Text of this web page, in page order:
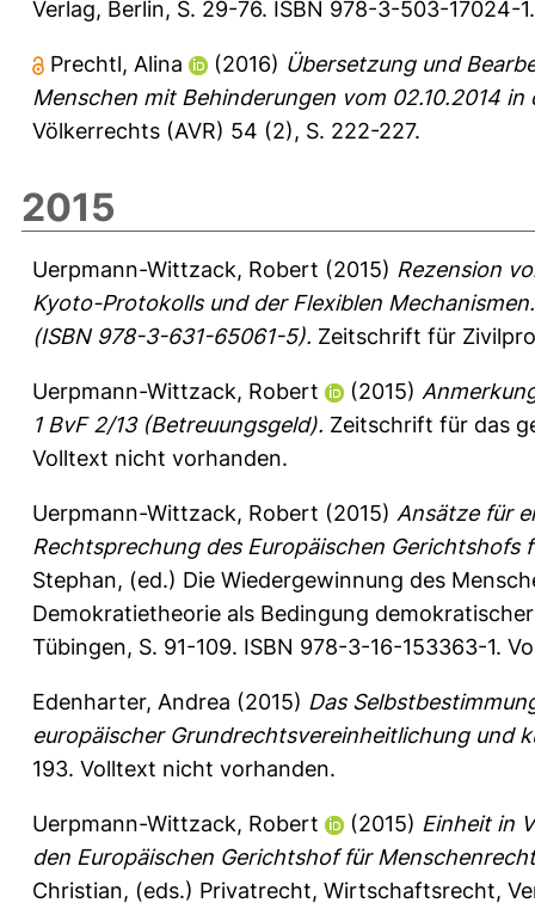
Verlag, Berlin, S. 29-76. ISBN 978-3-503-17024-
Prechtl, Alina (2016) Übersetzung und
Menschen mit Behinderungen vom 02.10.2014 in
Völkerrechts (AVR) 54 (2), S. 222-227.
2015
Uerpmann-Wittzack, Robert (2015) Rezension
Kyoto-Protokolls und der Flexiblen
(ISBN 978-3-631-65061-5). Zeitschrift für
Uerpmann-Wittzack, Robert (2015)
1 BvF 2/13 (Betreuungsgeld). Zeitschrift für das
Volltext nicht vorhanden.
Uerpmann-Wittzack, Robert (2015) Ansätze für
Rechtsprechung des Europäischen
Stephan, (ed.) Die Wiedergewinnung des
Demokratietheorie als Bedingung
Tübingen, S. 91-109. ISBN 978-3-16-153363-1.
Edenharter, Andrea (2015) Das
europäischer Grundrechtsvereinheitlichung und
193. Volltext nicht vorhanden.
Uerpmann-Wittzack, Robert (2015) Einheit in
den Europäischen Gerichtshof für
Christian, (eds.) Privatrecht, Wirtschaftsrecht,